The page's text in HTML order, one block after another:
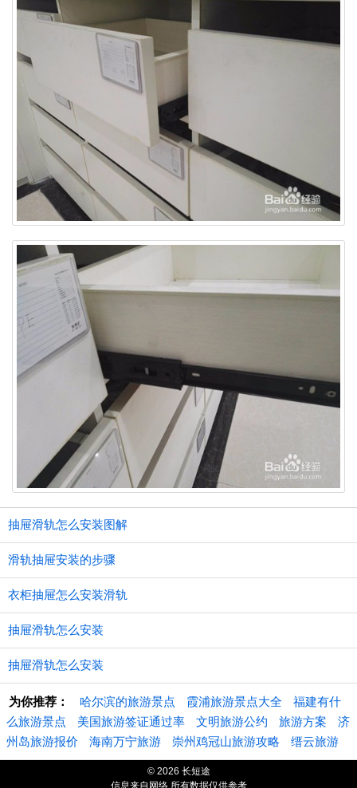
抽屉滑轨怎么安装图解
滑轨抽屉安装的步骤
衣柜抽屉怎么安装滑轨
抽屉滑轨怎么安装
抽屉滑轨怎么安装
为你推荐： 哈尔滨的旅游景点 霞浦旅游景点大全
福建有什
么旅游景点
美国旅游签证通过率 文明旅游公约 旅游方案
济
州岛旅游报价
海南万宁旅游 崇州鸡冠山旅游攻略 缙云旅游
© 2026 长短途
信息来自网络 所有数据仅供参考